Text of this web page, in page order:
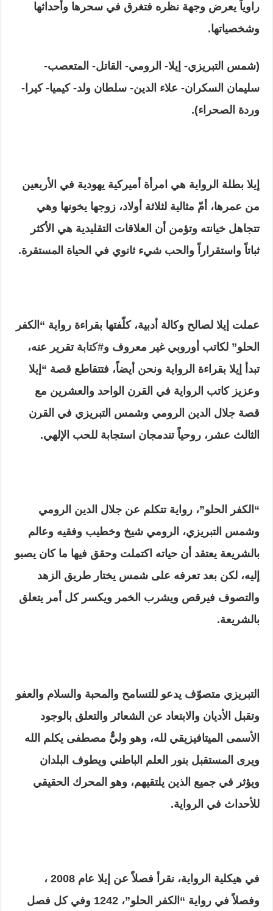
راوياً يعرض وجهة نظره فتغرق في سحرها وأحداثها
وشخصياتها.
(شمس التبريزي- إيلا- الرومي- القاتل- المتعصب-
سليمان السكران- علاء الدين- سلطان ولد- كيميا- كيرا-
وردة الصحراء).
إيلا بطلة الرواية هي امرأة أميركية يهودية في الأربعين
من عمرها، أمّ مثالية لثلاثة أولاد، زوجها يخونها وهي
تتجاهل خيانته وتؤمن أن العلاقات التقليدية هي الأكثر
ثباتاً واستقراراً والحب شيء ثانوي في الحياة المستقرة.
عملت إيلا لصالح وكالة أدبية، كلّفتها بقراءة رواية “الكفر
الحلو” لكاتب أوروبي غير معروف و#كتابة تقرير عنه،
تبدأ إيلا بقراءة الرواية ونحن أيضاً، فتتقاطع قصة “إيلا
وعزيز كاتب الرواية في القرن الواحد والعشرين مع
قصة جلال الدين الرومي وشمس التبريزي في القرن
الثالث عشر، روحياً تندمجان استجابة للحب الإلهي.
“الكفر الحلو”، رواية تتكلم عن جلال الدين الرومي
وشمس التبريزي، الرومي شيخ وخطيب وفقيه وعالم
بالشريعة يعتقد أن حياته اكتملت وحقق فيها ما كان يصبو
إليه، لكن بعد تعرفه على شمس يختار طريق الزهد
والتصوف فيرقص ويشرب الخمر ويكسر كل أمر يتعلق
بالشريعة.
التبريزي متصوّف يدعو للتسامح والمحبة والسلام والعفو
وتقبل الأديان والابتعاد عن الشعائر والتعلق بالوجود
الأسمى الميتافيزيقي لله، وهو وليٌّ مصطفى يكلم الله
ويرى المستقبل بنور العلم الباطني ويطوف البلدان
ويؤثر في جميع الذين يلتقيهم، وهو المحرك الحقيقي
للأحداث في الرواية.
في هيكلية الرواية، نقرأ فصلاً عن إيلا عام 2008 ،
وفصلاً في رواية “الكفر الحلو”، 1242 وفي كل فصل